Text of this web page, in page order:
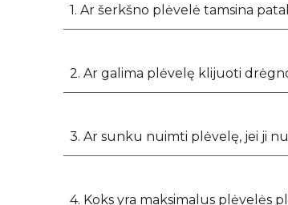
1. Ar šerkšno plėvelė tamsina
2. Ar galima plėvelę klijuoti
3. Ar sunku nuimti plėvelę, jei ji
4. Koks yra maksimalus plėvelės